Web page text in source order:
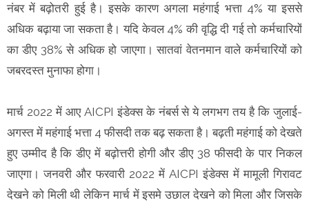
नंबर में बढ़ोतरी हुई है। इसके कारण अगला महंगाई भत्ता 4% या इससे
अधिक बढ़ाया जा सकता है। यदि केवल 4% की वृद्धि दी गई तो कर्मचारियों
का डीए 38% से अधिक हो जाएगा। सातवां वेतनमान वाले कर्मचारियों को
जबरदस्त मुनाफा होगा।
मार्च 2022 में आए AICPI इंडेक्स के नंबर्स से ये लगभग तय है कि जुलाई-
अगस्त में महंगाई भत्ता 4 फीसदी तक बढ़ सकता है। बढ़ती महंगाई को देखते
हुए उम्मीद है कि डीए में बढ़ोत्तरी होगी और डीए 38 फीसदी के पार निकल
जाएगा। जनवरी और फरवारी 2022 में AICPI इंडेक्स में मामूली गिरावट
देखने को मिली थी लेकिन मार्च में इसमे उछाल देखने को मिला और जिसके